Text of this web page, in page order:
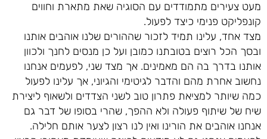
מעט צעירים מתמודדים עם הסוגיה שאת מתארת וחווים
קונפליקט פנימי כיצד לפעול.
מצד אחד, עלינו תמיד לזכור שההורים שלנו אוהבים אותנו
ובסך הכל רוצים בטובתנו כמובן ועל כן מנסים לחנך ולכוון
אותנו בדרך בה הם מאמינים. אך מצד שני, לפעמים אנחנו
נחשוב אחרת מהם והדבר לגיטימי והגיוני, אך עלינו לפעול
כמה שיותר למציאת פתרון טוב לשני הצדדים ולשאוף ליצירת
שיח של שיתוף פעולה ולא ההפך, שהרי בסופו של דבר גם
אנחנו אוהבים את הורינו ואין לנו רצון לצער אותם חלילה.